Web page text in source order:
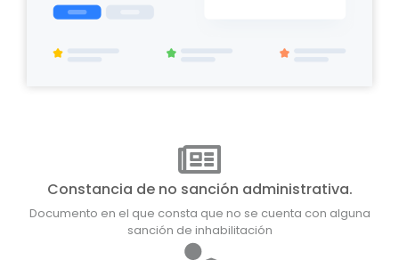
Constancia de no sanción administrativa.
Documento en el que consta que no se cuenta con alguna
sanción de inhabilitación